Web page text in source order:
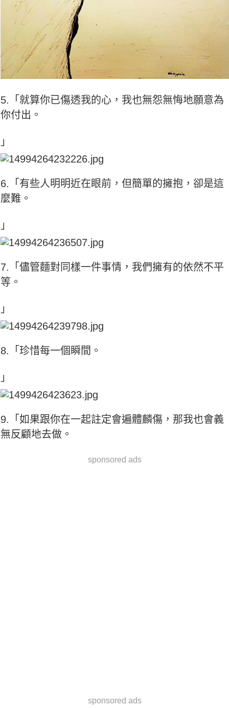
5.「就算你已傷透我的心，我也無怨無悔地願意為
你付出。
」
6.「有些人明明近在眼前，但簡單的擁抱，卻是這
麼難。
」
7.「儘管麵對同樣一件事情，我們擁有的依然不平
等。
」
8.「珍惜每一個瞬間。
」
9.「如果跟你在一起註定會遍體麟傷，那我也會義
無反顧地去做。
sponsored ads
sponsored ads